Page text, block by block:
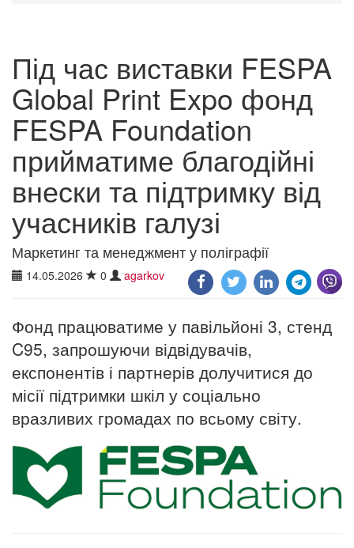
Під час виставки FESPA
Global Print Expo фонд
FESPA Foundation
прийматиме благодійні
внески та підтримку від
учасників галузі
Маркетинг та менеджмент у поліграфії
14.05.2026 0 agarkov
Фонд працюватиме у павільйоні 3, стенд
C95, запрошуючи відвідувачів,
експонентів і партнерів долучитися до
місії підтримки шкіл у соціально
вразливих громадах по всьому світу.